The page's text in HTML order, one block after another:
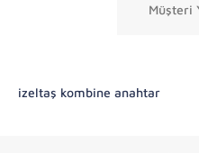
Müşteri
izeltaş kombine anahtar